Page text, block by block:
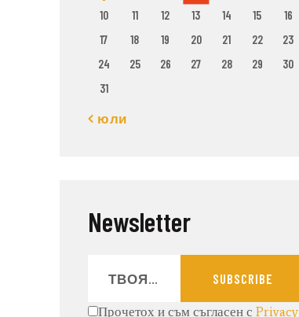
10
11 12 13 14 15
16
17
18 19 20 21 22
23
24
25 26 27 28 29
30
31
« юли
Newsletter
SUBSCRIBE
Прочетох и съм съгласен сPrivacy